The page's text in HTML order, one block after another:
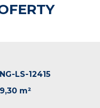
LS-12415
m²